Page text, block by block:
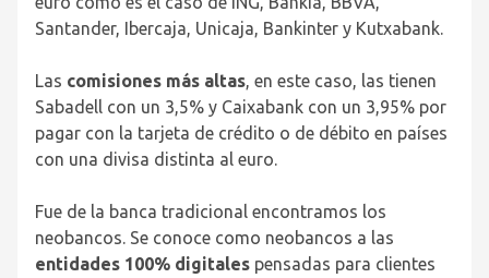
Santander, Ibercaja, Unicaja, Bankinter y Kutxabank.
Las comisiones más altas, en este caso, las tienen
Sabadell con un 3,5% y Caixabank con un 3,95% por
pagar con la tarjeta de crédito o de débito en países
con una divisa distinta al euro.
Fue de la banca tradicional encontramos los
neobancos. Se conoce como neobancos a las
entidades 100% digitales pensadas para clientes